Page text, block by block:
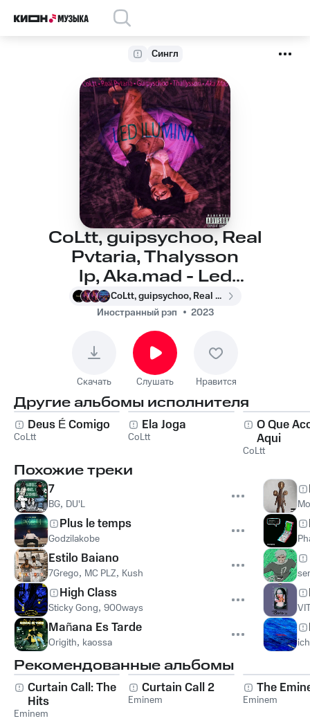
Сингл
CoLtt, guipsychoo, Real
Pvtaria, Thalysson
lp, Aka.mad - Led
Ilumina
CoLtt, guipsychoo, Real Pvtaria, Thalysson lp, Aka.mad
Иностранный рэп
2023
Скачать Слушать Нравится
Другие альбомы исполнителя
Deus É Comigo
CoLtt
Ela Joga
CoLtt
O Que
Aqui
CoLtt
Похожие треки
7
BG, DU'L
Plus le temps
Godzilakobe
Estilo Baiano
7Grego, MC PLZ, Kush
High Class
Sticky Gong, 900ways
Mañana Es Tarde
Origith, kaossa ich
Рекомендованные альбомы
Curtain Call: The
Hits
Eminem
Curtain Call 2
Eminem
The
Eminem